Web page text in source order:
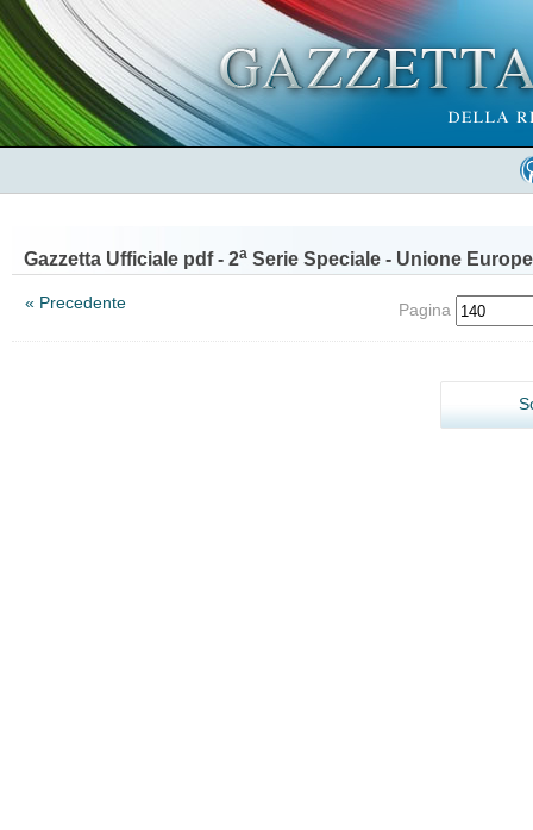
Gazzetta Ufficiale pdf - 2a Serie Speciale - Unione
« Precedente Pagina